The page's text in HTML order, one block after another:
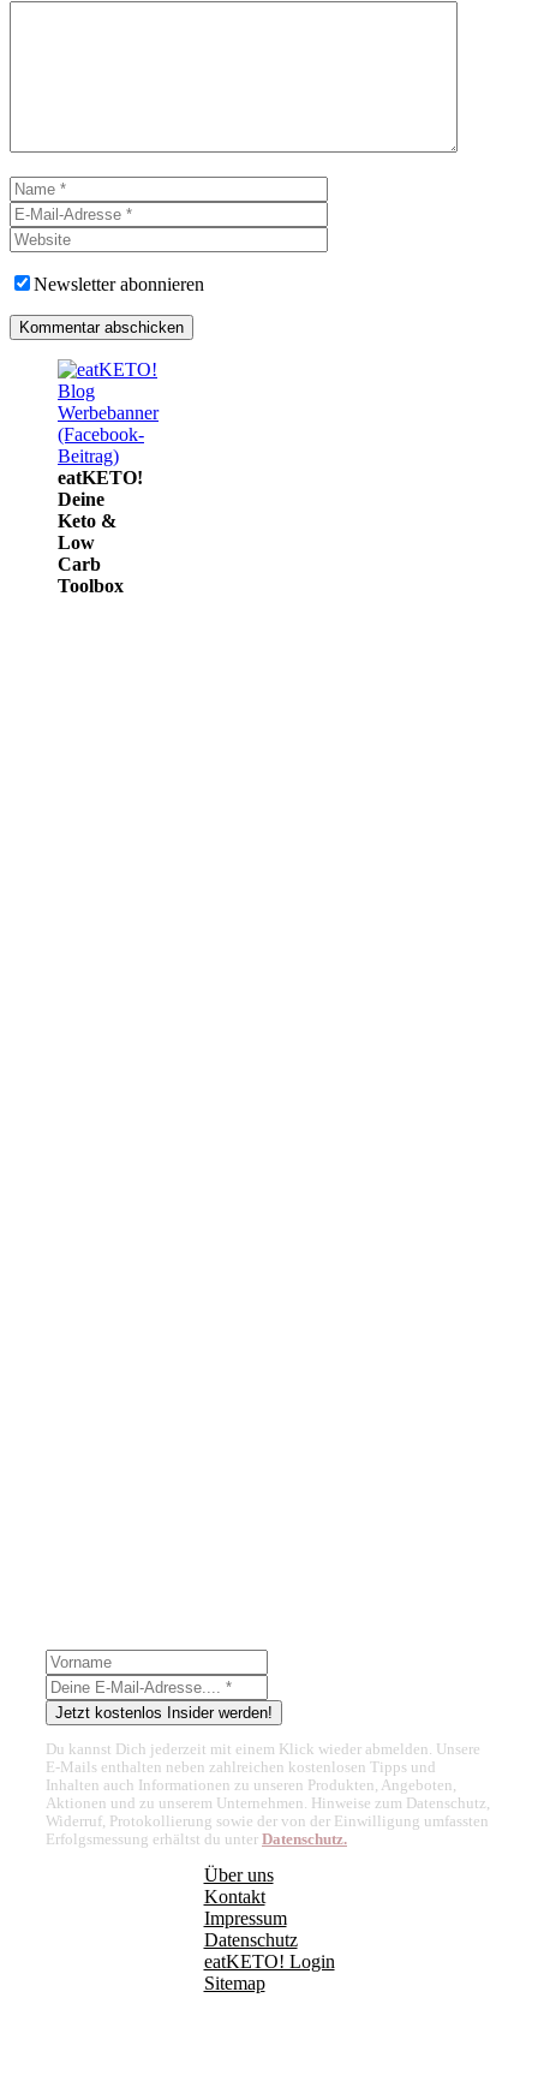
Name
Mail-
Adresse
Newsletter abonnieren
eatKETO!
Deine
Keto &
Low
Carb
Toolbox
Jetzt kostenlos Insider werden!
Du kannst Dich jederzeit mit einem Klick wieder abmelden. Unsere
E-Mails enthalten neben zahlreichen kostenlosen Tipps und
Inhalten auch Informationen zu unseren Produkten, Angeboten,
Aktionen und zu unserem Unternehmen. Hinweise zum Datenschutz,
Widerruf, Protokollierung sowie der von der Einwilligung umfassten
Erfolgsmessung erhältst du unter Datenschutz.
Über uns
Kontakt
Impressum
Datenschutz
eatKETO! Login
Sitemap